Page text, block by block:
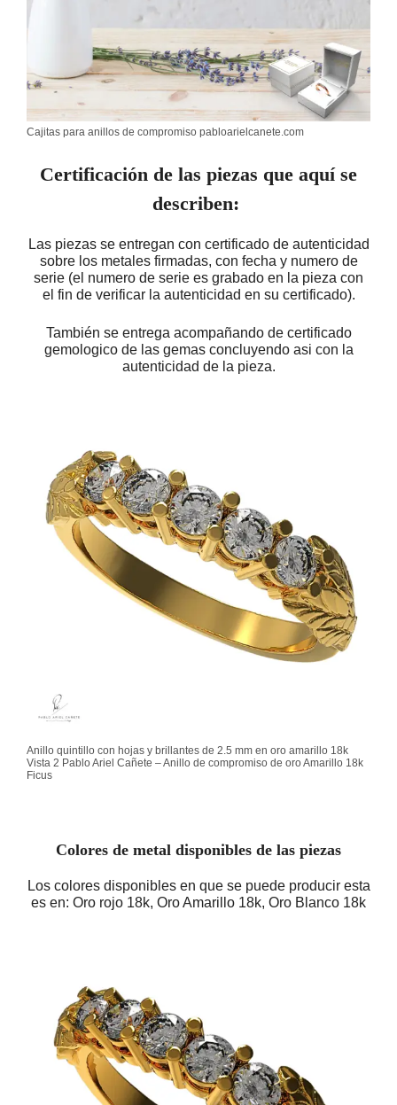
Cajitas para anillos de compromiso pabloarielcanete.com
Certificación de las piezas que aquí se
describen:
Las piezas se entregan con certificado de autenticidad
sobre los metales firmadas, con fecha y numero de
serie (el numero de serie es grabado en la pieza con
el fin de verificar la autenticidad en su certificado).
También se entrega acompañando de certificado
gemologico de las gemas concluyendo asi con la
autenticidad de la pieza.
Anillo quintillo con hojas y brillantes de 2.5 mm en oro amarillo 18k
Vista 2 Pablo Ariel Cañete – Anillo de compromiso de oro Amarillo 18k
Ficus
Colores de metal disponibles de las piezas
Los colores disponibles en que se puede producir esta
es en: Oro rojo 18k, Oro Amarillo 18k, Oro Blanco 18k